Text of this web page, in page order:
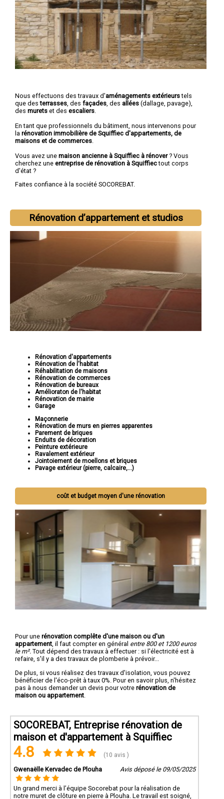
Nous effectuons des travaux d'aménagements extérieurstels
que desterrasses , des façades , des allées (dallage, pavage),
des murets et des escaliers
En tant que professionnels du bâtiment, nous intervenons pour
la rénovation immobilière de Squiffiec d'appartements, de
maisons et de commerces
Vous avez une maison ancienne à Squiffiec à rénover? Vous
cherchez une entreprise de rénovation à Squiffiectout corps
d'état ?
Faites confiance à la société SOCOREBAT.
Rénovation d’appartement et studios
Rénovation d'appartements
Rénovation de l'habitat
Réhabilitation de maisons
Rénovation de commerces
Rénovation de bureaux
Amélioraton de l'habitat
Rénovation de mairie
Garage
Maçonnerie
Rénovation de murs en pierres apparentes
Parement de briques
Enduits de décoration
Peinture extérieure
Ravalement extérieur
Jointoiement de moellons et briques
Pavage extérieur (pierre, calcaire,...)
coût et budget moyen d'une rénovation
Pour une rénovation complête d'une maison ou d'un
appartement , il faut compter en général entre 800 et 1200 euros
le m². Tout dépend des travaux à effectuer : si l'électricité est à
refaire, s'il y a des travaux de plomberie à prévoir...
De plus, si vous réalisez des travaux d'isolation, vous pouvez
bénéficier de l'éco-prêt à taux 0%. Pour en savoir plus, n'hésitez
pas à nous demander un devis pour votre rénovation de
maison ou appartement
SOCOREBAT, Entreprise rénovation de
maison et d'appartement à Squiffiec
4.8 (10 avis )
Gwenaëlle Kervadec de Plouha Avis déposé le 09/05/2025
Un grand merci à l’équipe Socorebat pour la réalisation de
notre muret de clôture en pierre à Plouha. Le travail est soigné,